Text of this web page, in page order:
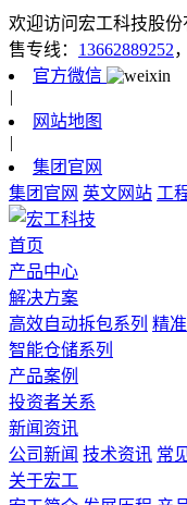
欢迎访问宏工科技股份
售专线： 13662889252
官方微信
|
网站地图
|
集团官网
集团官网 英文网站 工
首页
产品中心
解决方案
高效自动拆包系列 精
智能仓储系列
产品案例
投资者关系
新闻资讯
公司新闻 技术资讯 常
关于宏工